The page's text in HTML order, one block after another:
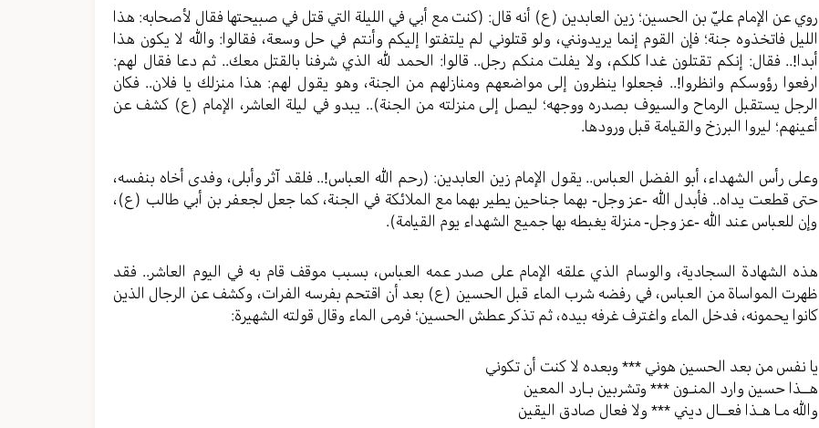
روي عن الإمام عليّ بن الحسين؛ زين العابدين (ع) أنه قال: (كنت مع أبي في الليلة التي قتل في صبيحتها فقال لأصحابه: هذا
الليل فاتخذوه جنة؛ فإن القوم إنما يريدونني، ولو قتلوني لم يلتفتوا إليكم وأنتم في حل وسعة، فقالوا: والله لا يكون هذا
أبدا!.. فقال: إنكم تقتلون غدا كلكم، ولا يفلت منكم رجل.. قالوا: الحمد لله الذي شرفنا بالقتل معك.. ثم دعا فقال لهم:
ارفعوا رؤوسكم وانظروا!.. فجعلوا ينظرون إلى مواضعهم ومنازلهم من الجنة، وهو يقول لهم: هذا منزلك يا فلان.. فكان
الرجل يستقبل الرماح والسيوف بصدره ووجهه؛ ليصل إلى منزلته من الجنة).. يبدو في ليلة العاشر، الإمام (ع) كشف عن
أعينهم؛ ليروا البرزخ والقيامة قبل ورودها.
وعلى رأس الشهداء، أبو الفضل العباس.. يقول الإمام زين العابدين: (رحم الله العباس!.. فلقد آثر وأبلى، وفدى أخاه بنفسه،
حتى قطعت يداه.. فأبدل الله -عز وجل- بهما جناحين يطير بهما مع الملائكة في الجنة، كما جعل لجعفر بن أبي طالب (ع)،
وإن للعباس عند الله -عز وجل- منزلة يغبطه بها جميع الشهداء يوم القيامة).
هذه الشهادة السجادية، والوسام الذي علقه الإمام على صدر عمه العباس، بسبب موقف قام به في اليوم العاشر.. فقد
ظهرت المواساة من العباس، في رفضه شرب الماء قبل الحسين (ع) بعد أن اقتحم بفرسه الفرات، وكشف عن الرجال الذين
كانوا يحمونه، فدخل الماء واغترف غرفه بيده، ثم تذكر عطش الحسين؛ فرمى الماء وقال قولته الشهيرة:
يا نفس من بعد الحسين هوني *** وبعده لا كنت أن تكوني
هــذا حسين وارد المنـون *** وتشربين بـارد المعين
والله مـا هـذا فعــال ديني *** ولا فعال صادق اليقين